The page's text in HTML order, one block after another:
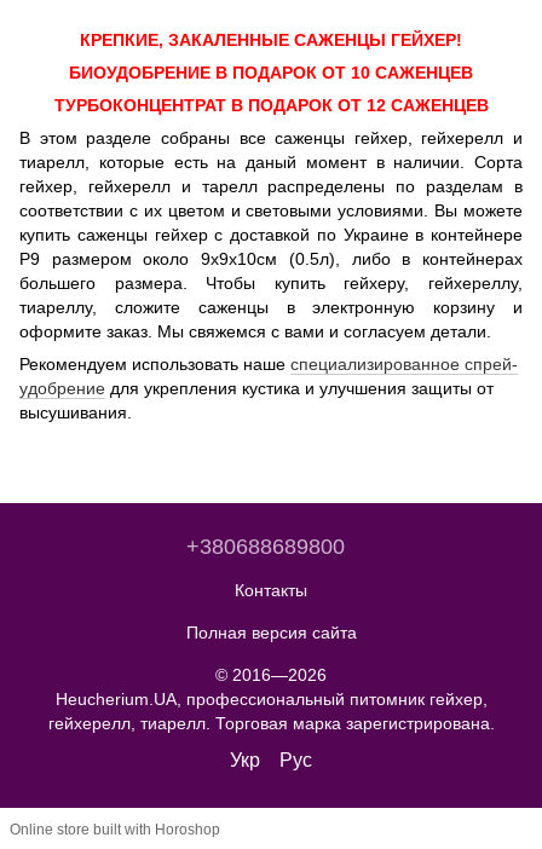
КРЕПКИЕ, ЗАКАЛЕННЫЕ САЖЕНЦЫ ГЕЙХЕР!
БИОУДОБРЕНИЕ В ПОДАРОК ОТ 10 САЖЕНЦЕВ
ТУРБОКОНЦЕНТРАТ В ПОДАРОК ОТ 12 САЖЕНЦЕВ
В этом разделе собраны все саженцы гейхер, гейхерелл и
тиарелл, которые есть на даный момент в наличии. Сорта
гейхер, гейхерелл и тарелл распределены по разделам в
соответствии с их цветом и световыми условиями. Вы можете
купить саженцы гейхер с доставкой по Украине в контейнере
Р9 размером около 9х9х10см (0.5л), либо в контейнерах
большего размера. Чтобы купить гейхеру, гейхереллу,
тиареллу, сложите саженцы в электронную корзину и
оформите заказ. Мы свяжемся с вами и согласуем детали.
Рекомендуем использовать наше специализированное спрей-
удобрение для укрепления кустика и улучшения защиты от
высушивания.
+380688689800
Контакты
Полная версия сайта
© 2016—2026
Heucherium.UA, профессиональный питомник гейхер,
гейхерелл, тиарелл. Торговая марка зарегистрирована.
Укр Рус
Online store built with Horoshop